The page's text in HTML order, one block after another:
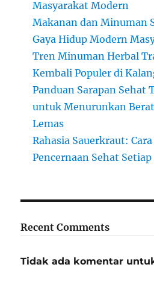
Masyarakat Modern
Makanan dan Minuman
Gaya Hidup Modern
Tren Minuman Herbal
Kembali Populer di
Panduan Sarapan Sehat
untuk Menurunkan
Lemas
Rahasia Sauerkraut:
Pencernaan Sehat
Recent Comments
Tidak ada komentar